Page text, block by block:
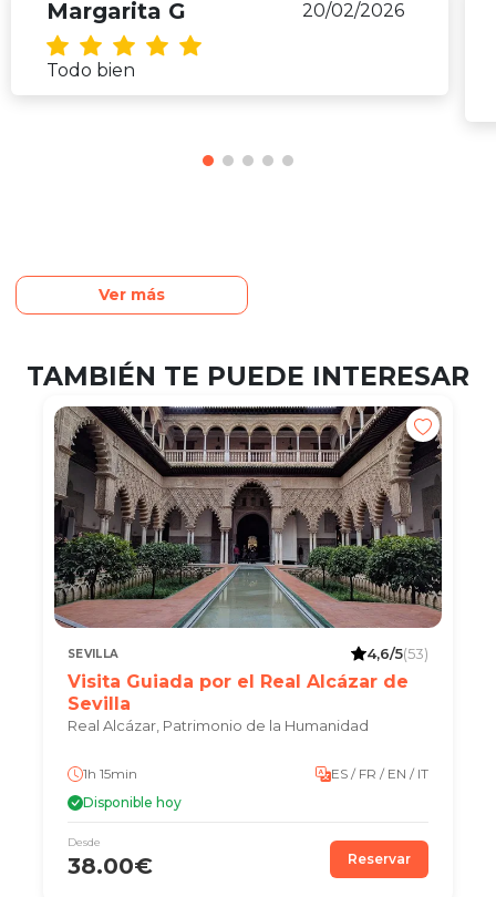
Margarita G 20/02/2026
Todo bien
Ver más
TAMBIÉN TE PUEDE INTERESAR
SEVILLA 4,6/5(53)
Visita Guiada por el Real Alcázar de
Sevilla
Real Alcázar, Patrimonio de la Humanidad
1h 15min
ES / FR / EN / IT
Disponible hoy
Desde
38.00€ Reservar